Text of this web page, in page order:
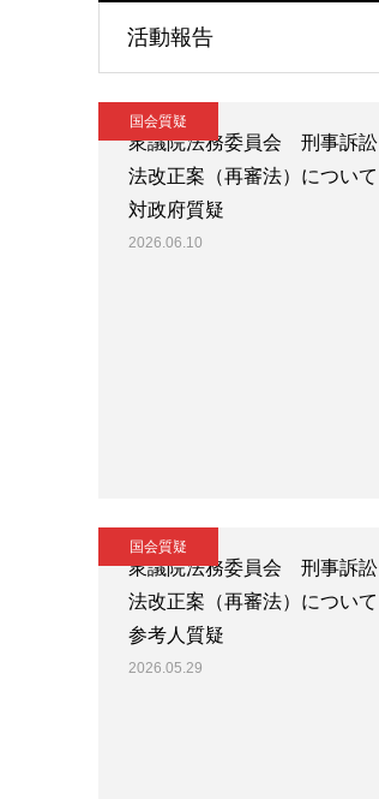
活動報告
国会質疑
衆議院法務委員会 刑事訴訟
法改正案（再審法）について
対政府質疑
2026.06.10
国会質疑
衆議院法務委員会 刑事訴訟
法改正案（再審法）について
参考人質疑
2026.05.29